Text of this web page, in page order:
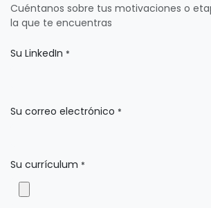
Cuéntanos sobre tus motivaciones o
la que te encuentras
Su LinkedIn *
Su correo electrónico *
Su currículum *